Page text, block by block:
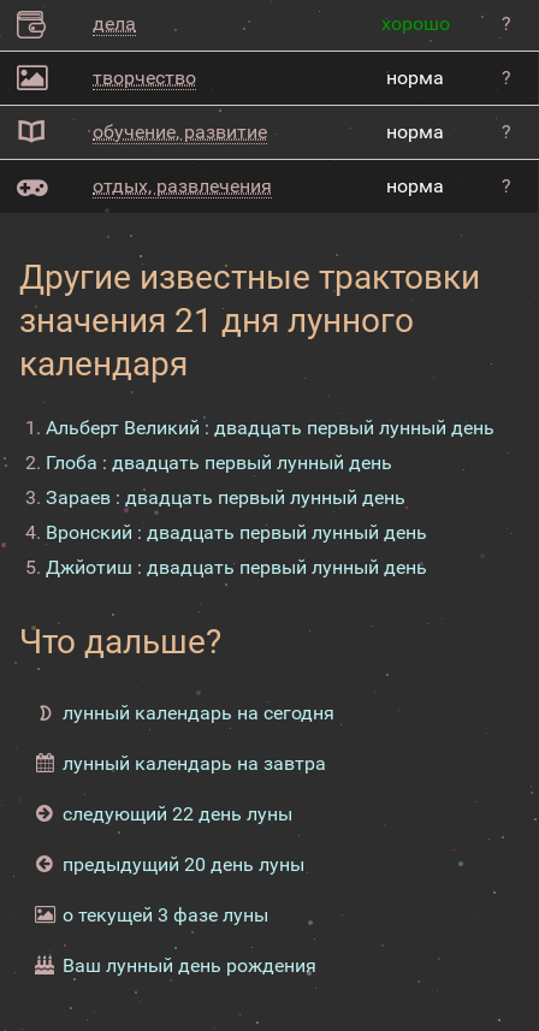
дела хорошо ?
творчество норма ?
обучение, развитие норма ?
отдых, развлечения норма ?
Другие известные трактовки
значения 21 дня лунного
календаря
Альберт Великий : двадцать первый лунный день
Глоба : двадцать первый лунный день
Зараев : двадцать первый лунный день
Вронский : двадцать первый лунный день
Джйотиш : двадцать первый лунный день
Что дальше?
лунный календарь на сегодня
лунный календарь на завтра
следующий 22 день луны
предыдущий 20 день луны
о текущей 3 фазе луны
Ваш лунный день рождения